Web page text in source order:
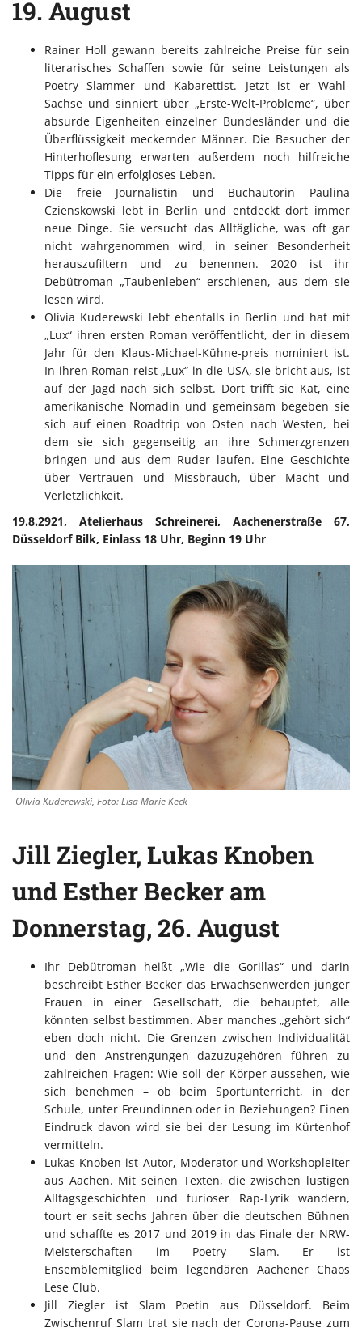
19. August
Rainer Holl gewann bereits zahlreiche Preise für sein
literarisches Schaffen sowie für seine Leistungen als
Poetry Slammer und Kabarettist. Jetzt ist er Wahl-
Sachse und sinniert über „Erste-Welt-Probleme“, über
absurde Eigenheiten einzelner Bundesländer und die
Überflüssigkeit meckernder Männer. Die Besucher der
Hinterhoflesung erwarten außerdem noch hilfreiche
Tipps für ein erfolgloses Leben.
Die freie Journalistin und Buchautorin Paulina
Czienskowski lebt in Berlin und entdeckt dort immer
neue Dinge. Sie versucht das Alltägliche, was oft gar
nicht wahrgenommen wird, in seiner Besonderheit
herauszufiltern und zu benennen. 2020 ist ihr
Debütroman „Taubenleben“ erschienen, aus dem sie
lesen wird.
Olivia Kuderewski lebt ebenfalls in Berlin und hat mit
„Lux“ ihren ersten Roman veröffentlicht, der in diesem
Jahr für den Klaus-Michael-Kühne-preis nominiert ist.
In ihren Roman reist „Lux“ in die USA, sie bricht aus, ist
auf der Jagd nach sich selbst. Dort trifft sie Kat, eine
amerikanische Nomadin und gemeinsam begeben sie
sich auf einen Roadtrip von Osten nach Westen, bei
dem sie sich gegenseitig an ihre Schmerzgrenzen
bringen und aus dem Ruder laufen. Eine Geschichte
über Vertrauen und Missbrauch, über Macht und
Verletzlichkeit.
19.8.2921, Atelierhaus Schreinerei, Aachenerstraße 67,
Düsseldorf Bilk, Einlass 18 Uhr, Beginn 19 Uhr
Olivia Kuderewski, Foto: Lisa Marie Keck
Jill Ziegler, Lukas Knoben
und Esther Becker am
Donnerstag, 26. August
Ihr Debütroman heißt „Wie die Gorillas“ und darin
beschreibt Esther Becker das Erwachsenwerden junger
Frauen in einer Gesellschaft, die behauptet, alle
könnten selbst bestimmen. Aber manches „gehört sich“
eben doch nicht. Die Grenzen zwischen Individualität
und den Anstrengungen dazuzugehören führen zu
zahlreichen Fragen: Wie soll der Körper aussehen, wie
sich benehmen – ob beim Sportunterricht, in der
Schule, unter Freundinnen oder in Beziehungen? Einen
Eindruck davon wird sie bei der Lesung im Kürtenhof
vermitteln.
Lukas Knoben ist Autor, Moderator und Workshopleiter
aus Aachen. Mit seinen Texten, die zwischen lustigen
Alltagsgeschichten und furioser Rap-Lyrik wandern,
tourt er seit sechs Jahren über die deutschen Bühnen
und schaffte es 2017 und 2019 in das Finale der NRW-
Meisterschaften im Poetry Slam. Er ist
Ensemblemitglied beim legendären Aachener Chaos
Lese Club.
Jill Ziegler ist Slam Poetin aus Düsseldorf. Beim
Zwischenruf Slam trat sie nach der Corona-Pause zum